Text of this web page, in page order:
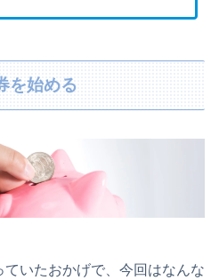
を始める
ていたおかげで、今回はなんな